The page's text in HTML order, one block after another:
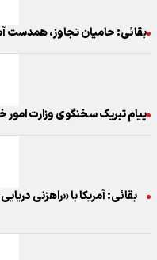
بقائی: حامیان تجاوز، همدست
پیام تبریک سخنگوی وزارت
بقائی: آمریکا با «راهزنی